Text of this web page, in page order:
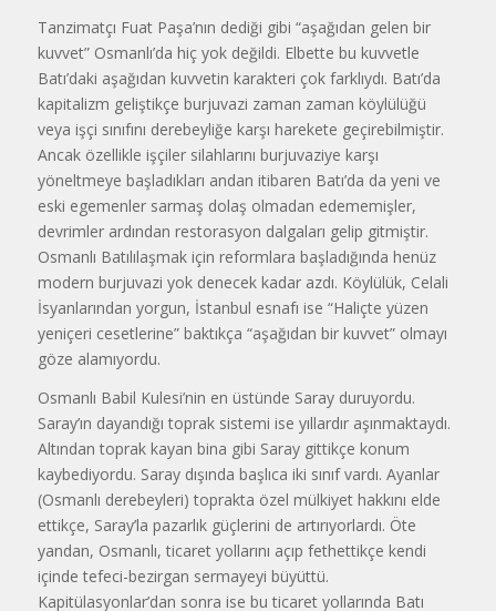
Tanzimatçı Fuat Paşa’nın dediği gibi “aşağıdan gelen bir
kuvvet” Osmanlı’da hiç yok değildi. Elbette bu kuvvetle
Batı’daki aşağıdan kuvvetin karakteri çok farklıydı. Batı’da
kapitalizm geliştikçe burjuvazi zaman zaman köylülüğü
veya işçi sınıfını derebeyliğe karşı harekete geçirebilmiştir.
Ancak özellikle işçiler silahlarını burjuvaziye karşı
yöneltmeye başladıkları andan itibaren Batı’da da yeni ve
eski egemen­ler sarmaş dolaş olmadan edememişler,
devrimler ardından restorasyon dal­gaları gelip gitmiştir.
Osmanlı Batılılaş­mak için reformlara başladığında henüz
modern burjuvazi yok denecek kadar azdı. Köylülük, Celali
İsyanlarından yorgun, İstanbul esnafı ise “Haliçte yüzen
yeniçeri cesetlerine” baktıkça “aşağıdan bir kuvvet” olmayı
göze alamıyordu.
Osmanlı Babil Kulesi’nin en üstünde Saray duruyordu.
Saray’ın dayandığı toprak sistemi ise yıllardır aşınmaktaydı.
Altından toprak kayan bina gibi Saray gittikçe konum
kaybediyordu. Saray dışında başlıca iki sınıf vardı. Ayanlar
(Osmanlı derebeyleri) toprakta özel mülkiyet hakkını elde
ettikçe, Saray’la pazarlık güçlerini de artırıyorlardı. Öte
yandan, Osmanlı, ticaret yollarını açıp fethettikçe kendi
içinde tefeci-bezirgan sermayeyi büyüttü.
Kapitülasyonlar’dan sonra ise bu ticaret yollarında Batı